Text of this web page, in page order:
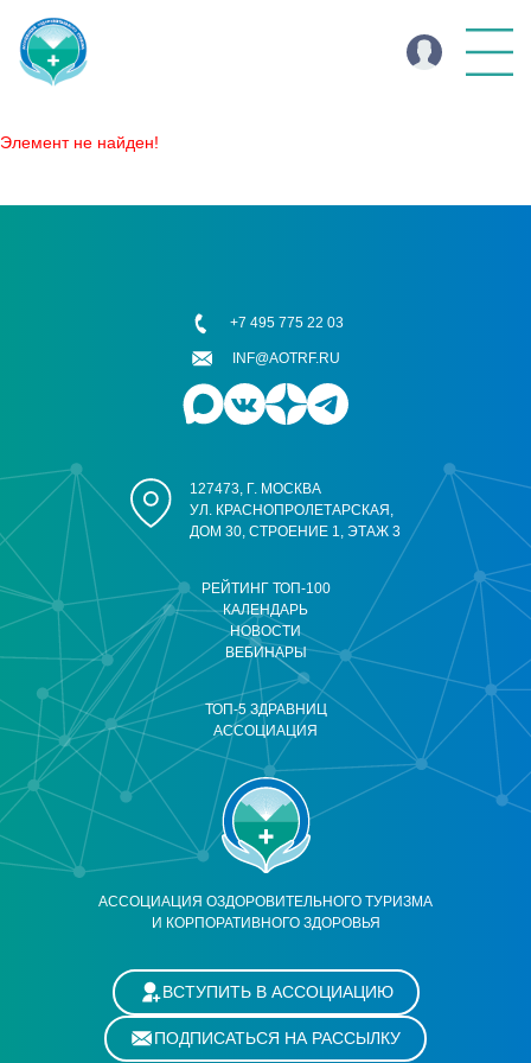
Элемент не найден!
АССОЦИАЦИЯ ОЗДОРОВИТЕЛЬНОГО ТУРИЗМА
И КОРПОРАТИВНОГО ЗДОРОВЬЯ
РЕЙТИНГ ТОП-100
КАЛЕНДАРЬ
НОВОСТИ
ВЕБИНАРЫ
ТОП-5 ЗДРАВНИЦ
АССОЦИАЦИЯ
127473, Г. МОСКВА
УЛ. КРАСНОПРОЛЕТАРСКАЯ,
ДОМ 30, СТРОЕНИЕ 1, ЭТАЖ 3
+7 495 775 22 03
INF@AOTRF.RU
ВСТУПИТЬ В АССОЦИАЦИЮ
ПОДПИСАТЬСЯ НА РАССЫЛКУ